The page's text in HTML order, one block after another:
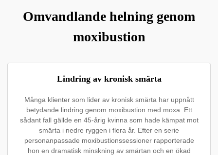
Omvandlande helning genom
moxibustion
Lindring av kronisk smärta
Många klienter som lider av kronisk smärta har uppnått
betydande lindring genom moxibustion med moxa. Ett
sådant fall gällde en 45-årig kvinna som hade kämpat mot
smärta i nedre ryggen i flera år. Efter en serie
personanpassade moxibustionssessioner rapporterade
hon en dramatisk minskning av smärtan och en ökad